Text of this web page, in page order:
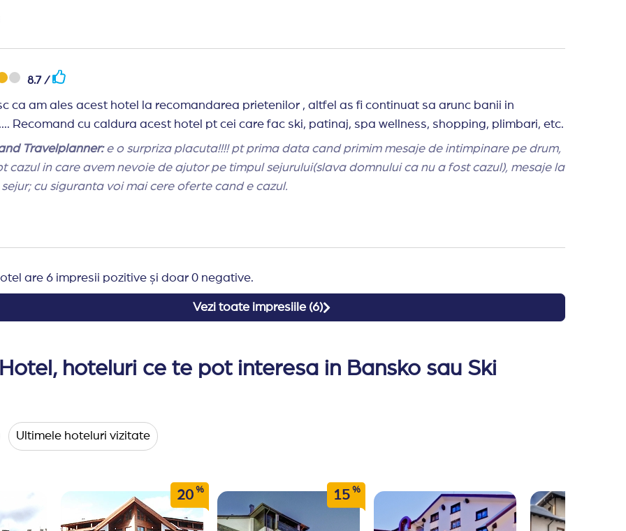
din vacanta.
8.7 /
ca am ales acest hotel la recomandarea prietenilor , altfel as fi continuat sa arunc banii in
Austria.... Recomand cu caldura acest hotel pt cei care fac ski, patinaj, spa wellness, shopping, plimbari, etc.
Travelplanner:e o surpriza placuta!!!! pt prima data cand primim mesaje de intimpinare pe drum,
cazul in care avem nevoie de ajutor pe timpul sejurului(slava domnului ca nu a fost cazul), mesaje la
cu siguranta voi mai cere oferte cand e cazul.
are 6 impresii pozitive și doar 0 negative.
Vezi toate impresiile (6)
hoteluri ce te pot interesa in Bansko sau Ski
Ultimele hoteluri vizitate
20 % 15 %